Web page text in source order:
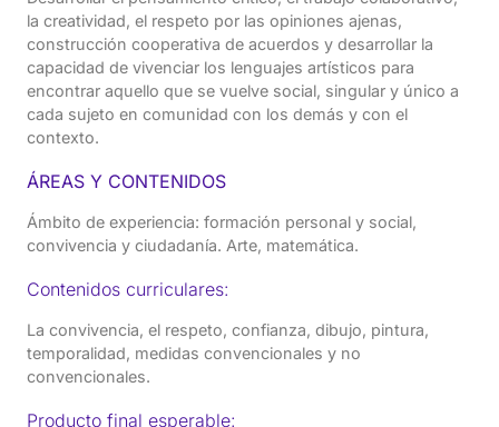
la creatividad, el respeto por las opiniones ajenas,
construcción cooperativa de acuerdos y desarrollar la
capacidad de vivenciar los lenguajes artísticos para
encontrar aquello que se vuelve social, singular y único a
cada sujeto en comunidad con los demás y con el
contexto.
ÁREAS Y CONTENIDOS
Ámbito de experiencia: formación personal y social,
convivencia y ciudadanía. Arte, matemática.
Contenidos curriculares:
La convivencia, el respeto, confianza, dibujo, pintura,
temporalidad, medidas convencionales y no
convencionales.
Producto final esperable: